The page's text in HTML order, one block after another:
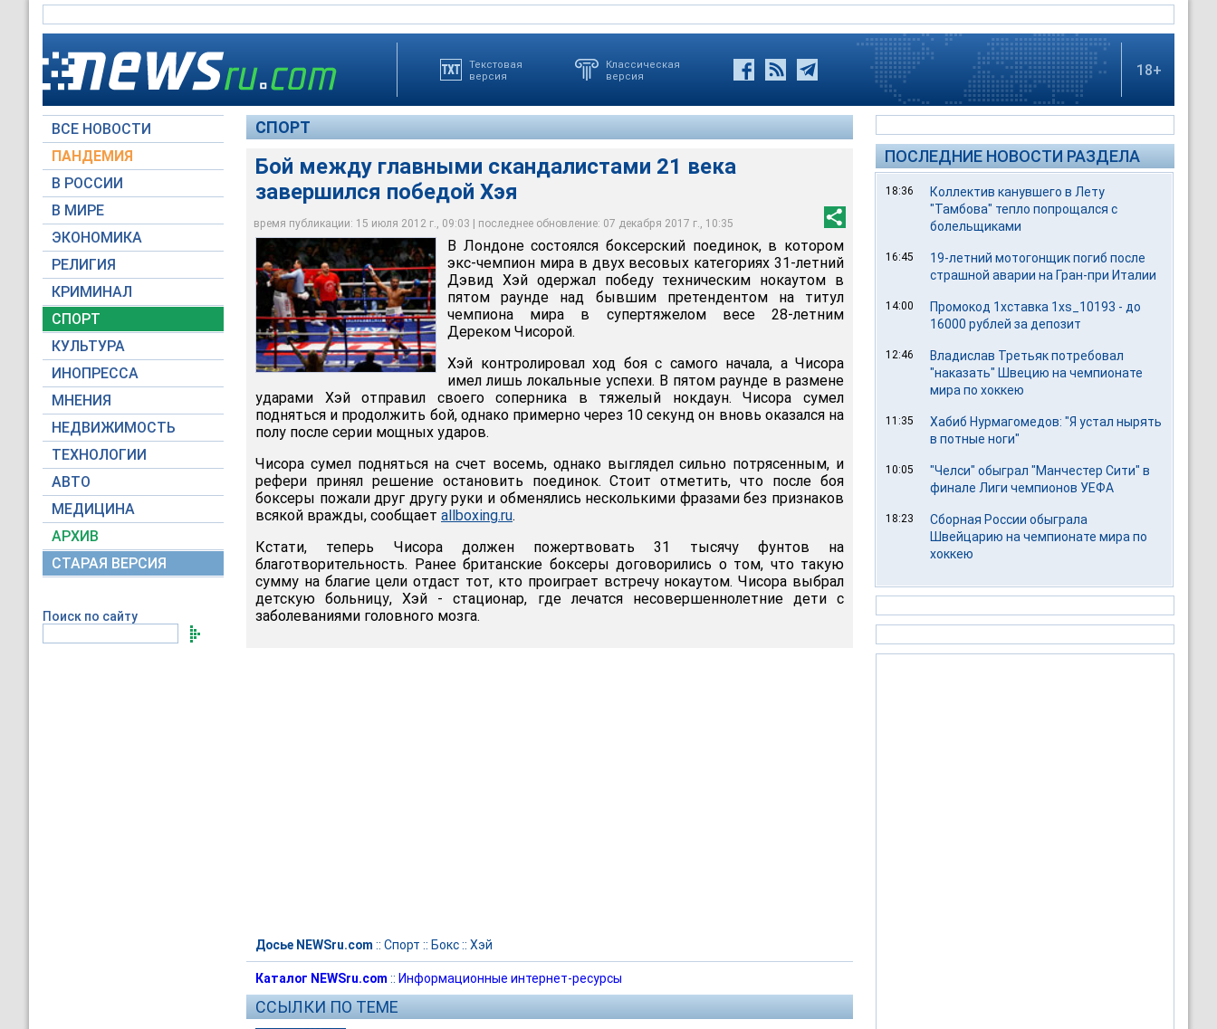
Текстовая
версия
Классическая
версия
18+
ВСЕ НОВОСТИ
ПАНДЕМИЯ
В РОССИИ
В МИРЕ
ЭКОНОМИКА
РЕЛИГИЯ
КРИМИНАЛ
СПОРТ
КУЛЬТУРА
ИНОПРЕССА
МНЕНИЯ
НЕДВИЖИМОСТЬ
ТЕХНОЛОГИИ
АВТО
МЕДИЦИНА
АРХИВ
СТАРАЯ ВЕРСИЯ
Поиск по сайту
СПОРТ
Бой между главными скандалистами 21 века
завершился победой Хэя
время публикации: 15 июля 2012 г., 09:03 | последнее обновление: 07 декабря 2017 г., 10:35
Бой между главными скандалистами 21 века завершился победой Хэя
Reuters
В Лондоне состоялся боксерский поединок, в котором
экс-чемпион мира в двух весовых категориях 31-летний
Дэвид Хэй одержал победу техническим нокаутом в
пятом раунде над бывшим претендентом на титул
чемпиона мира в супертяжелом весе 28-летним
Дереком Чисорой.
Хэй контролировал ход боя с самого начала, а Чисора
имел лишь локальные успехи. В пятом раунде в размене
ударами Хэй отправил своего соперника в тяжелый нокдаун. Чисора сумел
подняться и продолжить бой, однако примерно через 10 секунд он вновь оказался на
полу после серии мощных ударов.
Чисора сумел подняться на счет восемь, однако выглядел сильно потрясенным, и
рефери принял решение остановить поединок. Стоит отметить, что после боя
боксеры пожали друг другу руки и обменялись несколькими фразами без признаков
всякой вражды, сообщает allboxing.ru.
Кстати, теперь Чисора должен пожертвовать 31 тысячу фунтов на
благотворительность. Ранее британские боксеры договорились о том, что такую
сумму на благие цели отдаст тот, кто проиграет встречу нокаутом. Чисора выбрал
детскую больницу, Хэй - стационар, где лечатся несовершеннолетние дети с
заболеваниями головного мозга.
Досье NEWSru.com :: Спорт :: Бокс:: Хэй
Каталог NEWSru.com :: Информационные интернет-ресурсы
ССЫЛКИ ПО ТЕМЕ
ПОСЛЕДНИЕ НОВОСТИ РАЗДЕЛА
18:36
Коллектив канувшего в Лету
"Тамбова" тепло попрощался с
болельщиками
16:45
19-летний мотогонщик погиб после
страшной аварии на Гран-при Италии
14:00
Промокод 1хставка 1xs_10193 - до
16000 рублей за депозит
12:46
Владислав Третьяк потребовал
"наказать" Швецию на чемпионате
мира по хоккею
11:35
Хабиб Нурмагомедов: "Я устал нырять
в потные ноги"
10:05
"Челси" обыграл "Манчестер Сити" в
финале Лиги чемпионов УЕФА
18:23
Сборная России обыграла
Швейцарию на чемпионате мира по
хоккею